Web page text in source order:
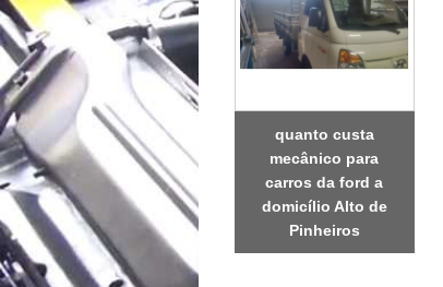
quanto custa
mecânico para
carros da ford a
domicílio Alto de
Pinheiros